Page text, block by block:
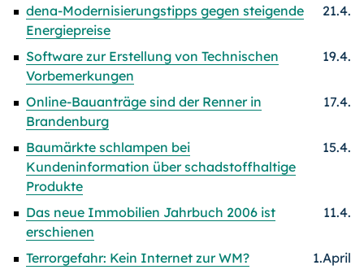
dena-Modernisierungstipps gegen steigende
Energiepreise
21.4.
Software zur Erstellung von Technischen
Vorbemerkungen
19.4.
Online-Bauanträge sind der Renner in
Brandenburg
17.4.
Baumärkte schlampen bei
Kundeninformation über schadstoffhaltige
Produkte
15.4.
Das neue Immobilien Jahrbuch 2006 ist
erschienen
11.4.
Terrorgefahr: Kein Internet zur WM? 1.April